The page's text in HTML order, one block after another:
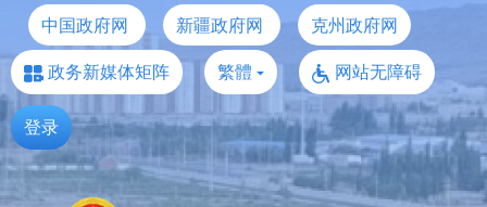
中国政府网 新疆政府网
克州政府网
政务新媒体矩阵
繁體 网站无障碍
登录